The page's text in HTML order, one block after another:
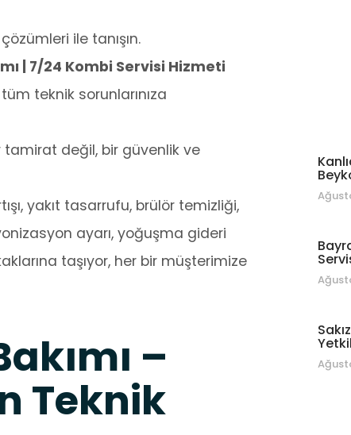
çözümleri ile tanışın.
| 7/24 Kombi Servisi Hizmeti
teknik sorunlarınıza
tamirat değil, bir güvenlik ve
yakıt tasarrufu, brülör temizliği,
ayarı, yoğuşma gideri
taşıyor, her bir müşterimize
–
Teknik